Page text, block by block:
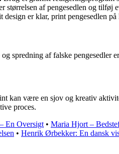
størrelsen af pengesedlen og tilføj
design er klar, print pengesedlen
spredning af falske
kan være en sjov og kreativ
proces.
En Oversigt • Maria Hjort –
• Henrik Ørbekker: En dansk